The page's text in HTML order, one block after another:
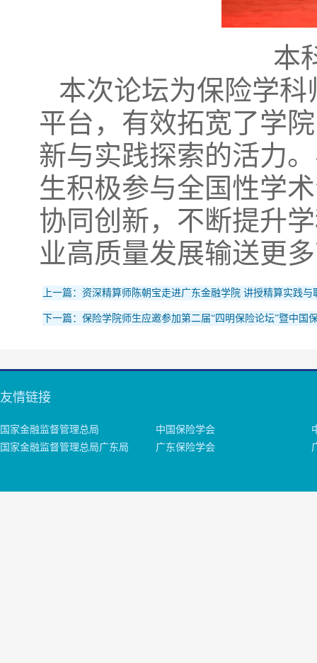
本
本次论坛为保险学
平台，有效拓宽了学
新与实践探索的活力
生积极参与全国性学
协同创新，不断提升
业高质量发展输送更
上一篇：资深精算师陈朝宝走进广东金融学院 讲授精算实践与
下一篇：保险学院师生应邀参加第二届“四明保险论坛”暨中国
友情链接
国家金融监督管理总局 中国保险学会
国家金融监督管理总局广东局
广东保险学会